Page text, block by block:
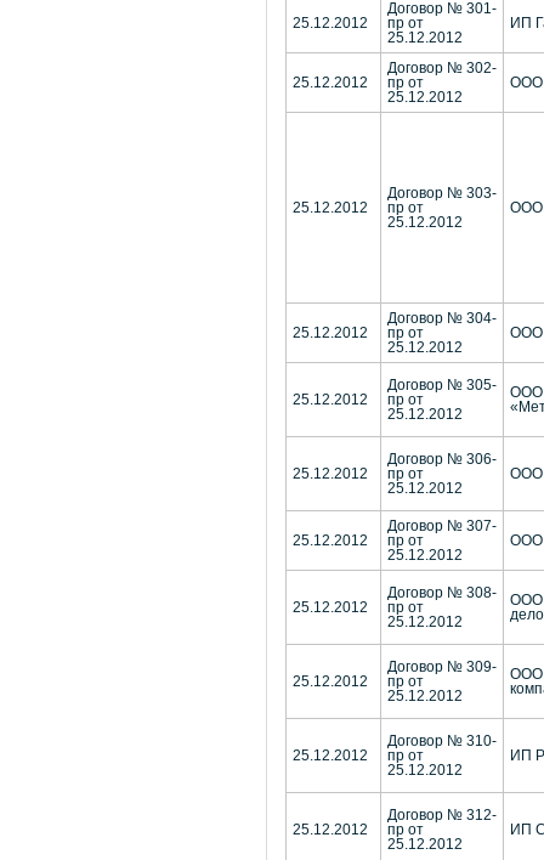
25.12.2012
Договор № 301-
пр от
25.12.2012
ИП
25.12.2012
Договор № 302-
пр от
25.12.2012
ООО
25.12.2012
Договор № 303-
пр от
25.12.2012
ООО
25.12.2012
Договор № 304-
пр от
25.12.2012
ООО
25.12.2012
Договор № 305-
пр от
25.12.2012
ООО
25.12.2012
Договор № 306-
пр от
25.12.2012
ООО
25.12.2012
Договор № 307-
пр от
25.12.2012
ООО
25.12.2012
Договор № 308-
пр от
25.12.2012
ООО
25.12.2012
Договор № 309-
пр от
25.12.2012
ООО
25.12.2012
Договор № 310-
пр от
25.12.2012
ИП
25.12.2012
Договор № 312-
пр от
25.12.2012
ИП